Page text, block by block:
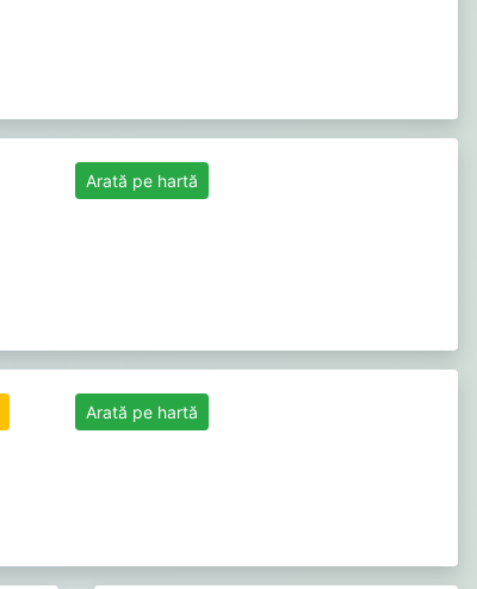
Arată pe hartă
Arată pe hartă